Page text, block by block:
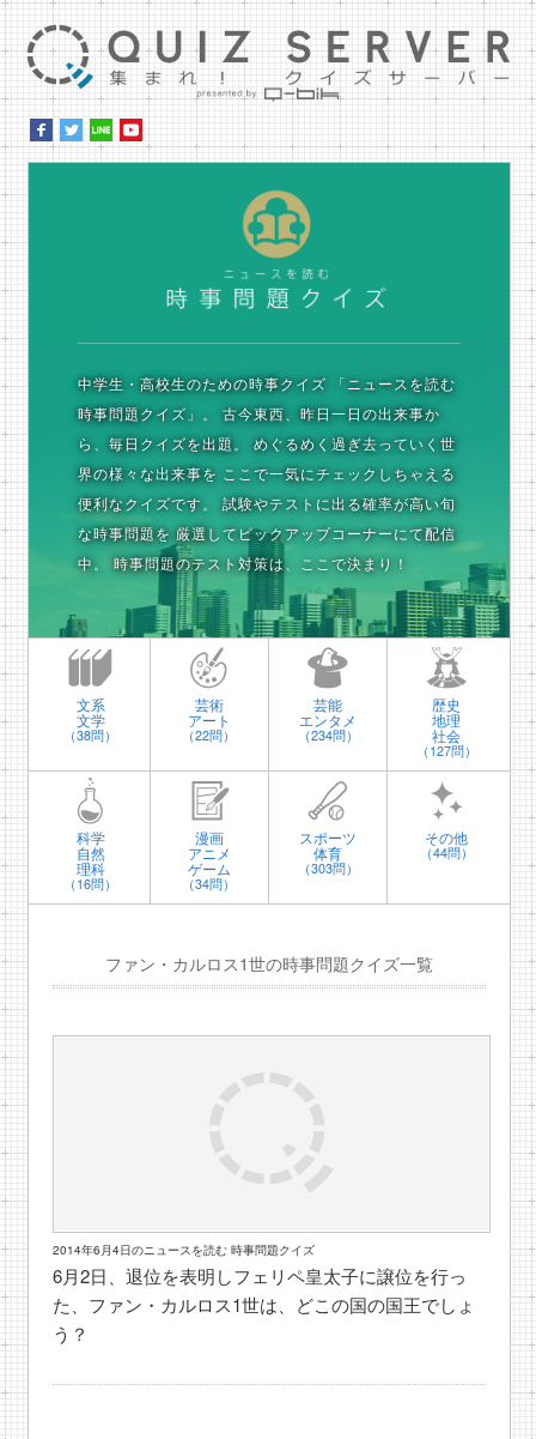
中学生・高校生のための時事クイズ 「ニュースを読む
時事問題クイズ」。
古今東西、昨日一日の出来事か
ら、毎日クイズを出題。
めぐるめく過ぎ去っていく世
界の様々な出来事を ここで一気にチェックしちゃえる
便利なクイズです。
試験やテストに出る確率が高い旬
な時事問題を 厳選してピックアップコーナーにて配信
中。
時事問題のテスト対策は、ここで決まり！
文系
文学
（38問）
芸術
アート
（22問）
芸能
エンタメ
（234問）
歴史
地理
社会
（127問）
科学
自然
理科
（16問）
漫画
アニメ
ゲーム
（34問）
スポーツ
体育
（303問）
その他
（44問）
ファン・カルロス1世の時事問題クイズ一覧
2014年6月4日のニュースを読む 時事問題クイズ
6月2日、退位を表明しフェリペ皇太子に譲位を行っ
た、ファン・カルロス1世は、どこの国の国王でしょ
う？